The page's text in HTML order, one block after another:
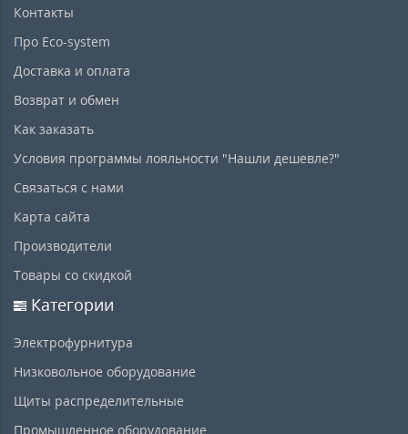
Контакты
Про Eco-system
Доставка и оплата
Возврат и обмен
Как заказать
Условия программы лояльности "Нашли дешевле?"
Связаться с нами
Карта сайта
Производители
Товары со скидкой
Категории
Электрофурнитура
Низковольное оборудование
Щиты распределительные
Промышленное оборудование